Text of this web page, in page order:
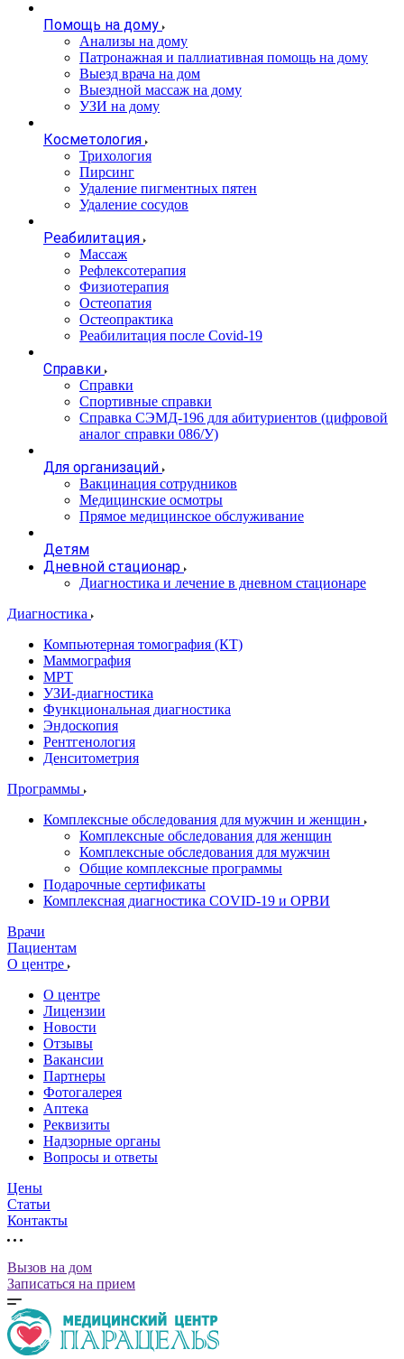
Помощь на дому
Анализы на дому
Патронажная и паллиативная помощь на дому
Выезд врача на дом
Выездной массаж на дому
УЗИ на дому
Косметология
Трихология
Пирсинг
Удаление пигментных пятен
Удаление сосудов
Реабилитация
Массаж
Рефлексотерапия
Физиотерапия
Остеопатия
Остеопрактика
Реабилитация после Covid-19
Справки
Справки
Спортивные справки
Справка СЭМД‑196 для абитуриентов (цифровой
аналог справки 086/У)
Для организаций
Вакцинация сотрудников
Медицинские осмотры
Прямое медицинское обслуживание
Детям
Дневной стационар
Диагностика и лечение в дневном стационаре
Диагностика
Компьютерная томография (КТ)
Маммография
МРТ
УЗИ-диагностика
Функциональная диагностика
Эндоскопия
Рентгенология
Денситометрия
Программы
Комплексные обследования для мужчин и женщин
Комплексные обследования для женщин
Комплексные обследования для мужчин
Общие комплексные программы
Подарочные сертификаты
Комплексная диагностика COVID-19 и ОРВИ
Врачи
Пациентам
О центре
О центре
Лицензии
Новости
Отзывы
Вакансии
Партнеры
Фотогалерея
Аптека
Реквизиты
Надзорные органы
Вопросы и ответы
Цены
Статьи
Контакты
Вызов на дом
Записаться на прием